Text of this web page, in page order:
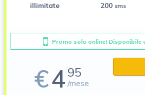
illimitate 200 sms
Promo solo online! Disponibile
€4 95
/mese